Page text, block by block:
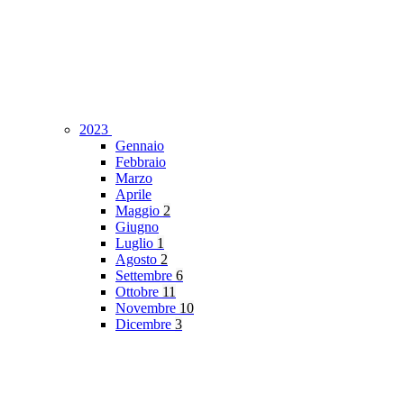
2023
Gennaio
Febbraio
Marzo
Aprile
Maggio 2
Giugno
Luglio 1
Agosto 2
Settembre 6
Ottobre 11
Novembre 10
Dicembre 3